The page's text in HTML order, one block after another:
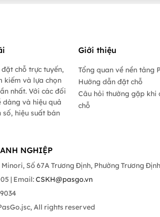
chỗ trực tuyến,
kiếm và lựa chọn
nhất. Với các đối
dàng và hiệu quả
số, hiệu suất bán
Giới thiệu
Tổng quan về nền tảng
Hướng dẫn đặt chỗ
Câu hỏi thường gặp khi
chỗ
NGHIỆP
Minori, Số 67A Trương Định, Phường Trương
| Email:CSKH@pasgo.vn
All rights reserved